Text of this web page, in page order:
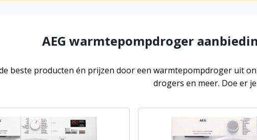
AEG warmtepompdroger
beste producten én prijzen door een warmtepompdroger uit
drogers en meer. Doe er